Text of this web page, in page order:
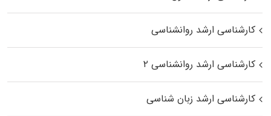
کارشناسی ارشد روانشناسی
کارشناسی ارشد روانشناسی ۲
کارشناسی ارشد زبان شناسی